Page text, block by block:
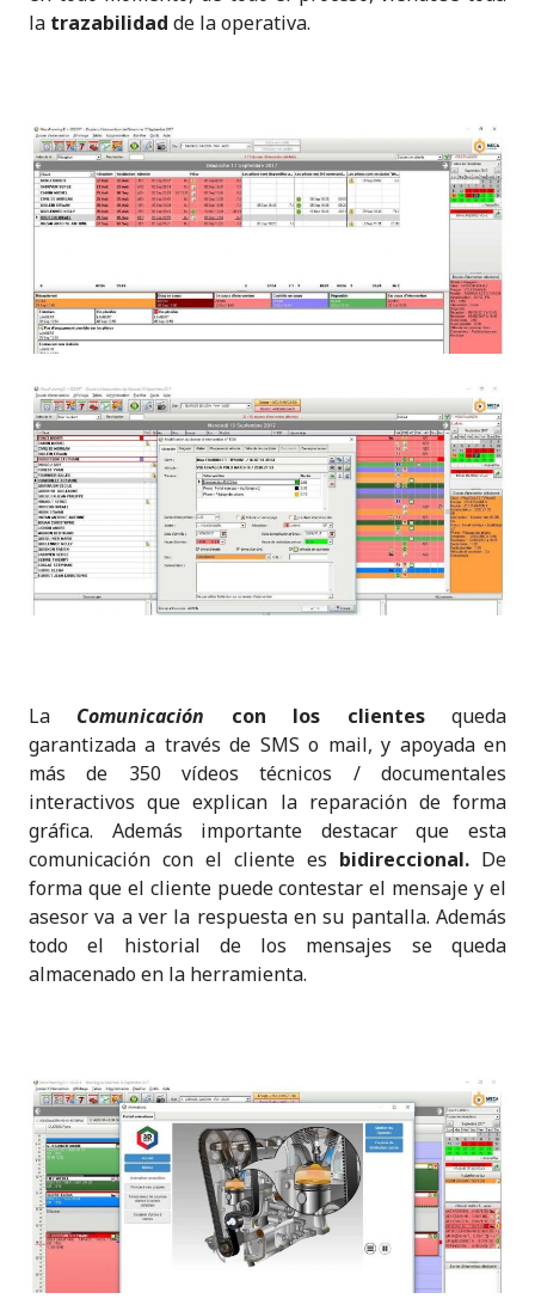
la trazabilidad de la operativa.
La Comunicación con los clientesqueda
garantizada a través de SMS o mail, y apoyada en
más de 350 vídeos técnicos / documentales
interactivos que explican la reparación de forma
gráfica. Además importante destacar que esta
comunicación con el cliente es bidireccional. De
forma que el cliente puede contestar el mensaje y el
asesor va a ver la respuesta en su pantalla. Además
todo el historial de los mensajes se queda
almacenado en la herramienta.